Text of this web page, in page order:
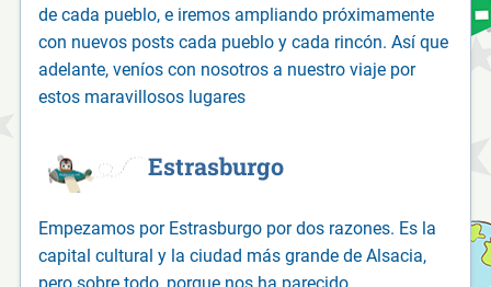
de cada pueblo, e iremos ampliando próximamente
con nuevos posts cada pueblo y cada rincón. Así que
adelante, veníos con nosotros a nuestro viaje por
estos maravillosos lugares
Estrasburgo
Empezamos por Estrasburgo por dos razones. Es la
capital cultural y la ciudad más grande de Alsacia,